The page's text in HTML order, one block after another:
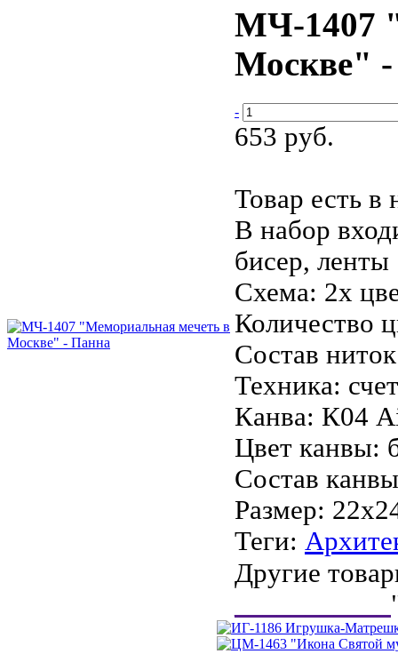
МЧ-1407
Москве"
-
653 руб.
Товар есть в
В набор
бисер, ленты
Схема: 2х
Количество
Состав
Техника:
Канва: К04
Цвет канвы:
Состав
Размер:
Теги:
Другие